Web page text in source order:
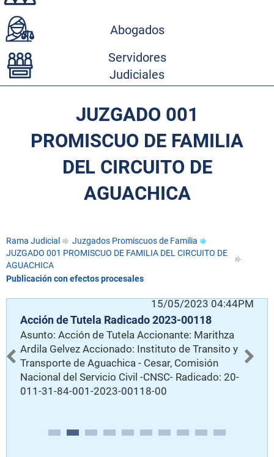
Abogados
Servidores
Judiciales
JUZGADO 001
PROMISCUO DE FAMILIA
DEL CIRCUITO DE
AGUACHICA
Rama Judicial
Juzgados Promiscuos de Familia
JUZGADO 001 PROMISCUO DE FAMILIA DEL CIRCUITO DE
AGUACHICA
Publicación con efectos procesales
15/05/2023 04:44PM
Acción de Tutela Radicado 2023-00118
Asunto: Acción de Tutela Accionante: Marithza
Ardila Gelvez Accionado: Instituto de Transito y
Transporte de Aguachica - Cesar, Comisión
Nacional del Servicio Civil -CNSC- Radicado: 20-
011-31-84-001-2023-00118-00